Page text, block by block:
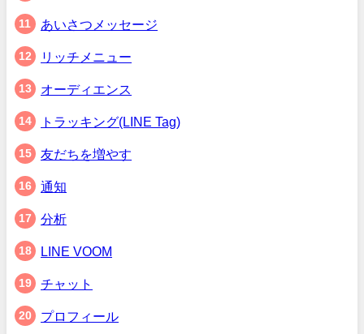
あいさつメッセージ
リッチメニュー
オーディエンス
トラッキング(LINE Tag)
友だちを増やす
通知
分析
LINE VOOM
チャット
プロフィール